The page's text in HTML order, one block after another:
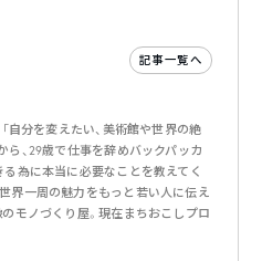
記事一覧へ
自分を変えたい、美術館や世界の絶
ら、29歳で仕事を辞めバックパッカ
る為に本当に必要なことを教えてく
界一周の魅力をもっと若い人に伝え
モノづくり屋。現在まちおこしプロ